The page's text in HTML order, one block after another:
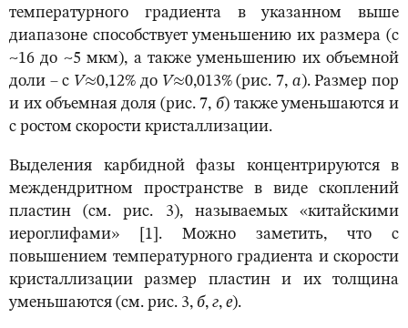
температурного градиента в указанном выше
диапазоне способствует уменьшению их размера (с
~16 до ~5 мкм), а также уменьшению их объемной
доли – с V≈0,12% до V≈0,013% (рис. 7, а). Размер пор
и их объемная доля (рис. 7, б) также уменьшаются и
с ростом скорости кристаллизации.
Выделения карбидной фазы концентрируются в
междендритном пространстве в виде скоплений
пластин (см. рис. 3), называемых «китайскими
иероглифами» [1]. Можно заметить, что с
повышением температурного градиента и скорости
кристаллизации размер пластин и их толщина
уменьшаются (см. рис. 3, б, г, е).